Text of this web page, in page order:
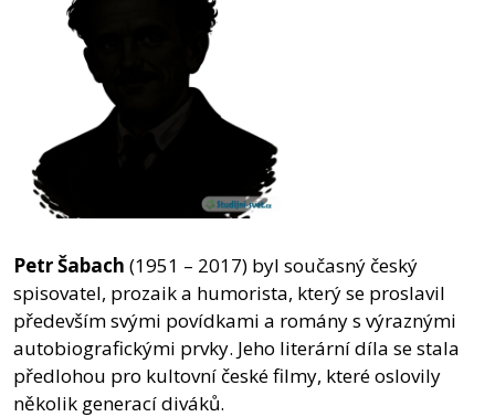
Petr Šabach (1951 – 2017) byl současný český
spisovatel, prozaik a humorista, který se proslavil
především svými povídkami a romány s výraznými
autobiografickými prvky. Jeho literární díla se stala
předlohou pro kultovní české filmy, které oslovily
několik generací diváků.